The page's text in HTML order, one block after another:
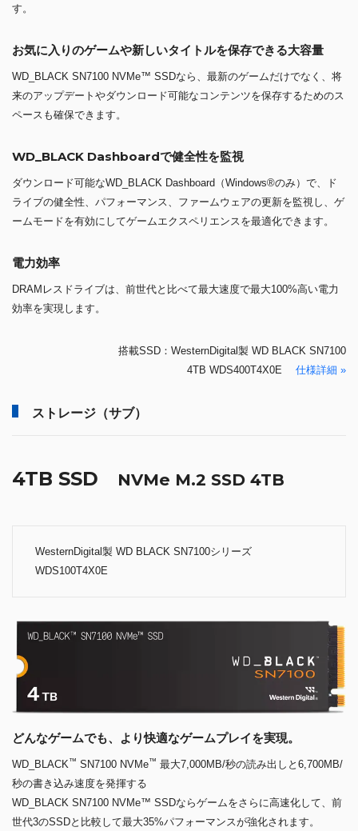
す。
お気に入りのゲームや新しいタイトルを保存できる大容量
WD_BLACK SN7100 NVMe™ SSDなら、最新のゲームだけでなく、将
来のアップデートやダウンロード可能なコンテンツを保存するためのス
ペースも確保できます。
WD_BLACK Dashboardで健全性を監視
ダウンロード可能なWD_BLACK Dashboard（Windows®のみ）で、ド
ライブの健全性、パフォーマンス、ファームウェアの更新を監視し、ゲ
ームモードを有効にしてゲームエクスペリエンスを最適化できます。
電力効率
DRAMレスドライブは、前世代と比べて最大速度で最大100%高い電力
効率を実現します。
搭載SSD：WesternDigital製 WD BLACK SN7100
4TB WDS400T4X0E 仕様詳細 »
ストレージ（サブ）
4TB SSD NVMe M.2 SSD 4TB
WesternDigital製 WD BLACK SN7100シリーズ
WDS100T4X0E
どんなゲームでも、より快適なゲームプレイを実現。
WD_BLACK™ SN7100 NVMe™ 最大7,000MB/秒の読み出しと6,700MB/
秒の書き込み速度を発揮する
WD_BLACK SN7100 NVMe™ SSDならゲームをさらに高速化して、前
世代3のSSDと比較して最大35%パフォーマンスが強化されます。